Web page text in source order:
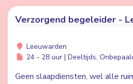
Verzorgend begeleider -
Leeuwarden
24 - 28 uur | Deeltijds,
Geen slaapdiensten, wel alle